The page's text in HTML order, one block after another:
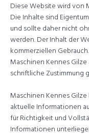
Diese Website wird von
Die Inhalte sind
und sollte daher nicht
werden. Der Inhalt der
kommerziellen
Maschinen Kennes
schriftliche Zustimmung
Maschinen Kennes
aktuelle Informationen
für Richtigkeit und
Informationen